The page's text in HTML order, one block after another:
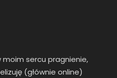
moim sercu pragnienie,
(głównie online)